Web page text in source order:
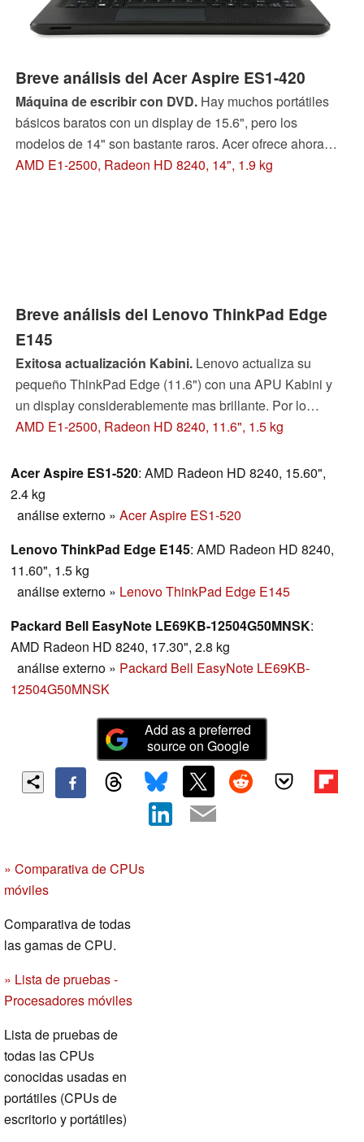
Breve análisis del Acer Aspire ES1-420
Máquina de escribir con DVD.Hay muchos portátiles
básicos baratos con un display de 15.6", pero los
modelos de 14" son bastante raros. Acer ofrece ahora
una alternativa económica a los dispositivos compactos
AMD E1-2500, Radeon HD 8240, 14", 1.9 kg
Breve análisis del Lenovo ThinkPad Edge
E145
Exitosa actualización Kabini.Lenovo actualiza su
pequeño ThinkPad Edge (11.6") con una APU Kabini y
un display considerablemente mas brillante. Por lo
demas, el modelo anterior y el nuevo son exactamente
actualizaciones? Lee nuestro análisis para descubrirlo.
AMD E1-2500, Radeon HD 8240, 11.6", 1.5 kg
Acer Aspire ES1-520: AMD Radeon HD 8240, 15.60",
2.4 kg
análise externo » Acer Aspire ES1-520
Lenovo ThinkPad Edge E145: AMD Radeon HD 8240,
11.60", 1.5 kg
análise externo » Lenovo ThinkPad Edge E145
Packard Bell EasyNote LE69KB-12504G50MNSK:
AMD Radeon HD 8240, 17.30", 2.8 kg
análise externo » Packard Bell EasyNote LE69KB-
12504G50MNSK
Add as a preferred
source on Google
» Comparativa de CPUs
móviles
Comparativa de todas
las gamas de CPU.
» Lista de pruebas -
Procesadores móviles
Lista de pruebas de
todas las CPUs
conocidas usadas en
portátiles (CPUs de
escritorio y portátiles)